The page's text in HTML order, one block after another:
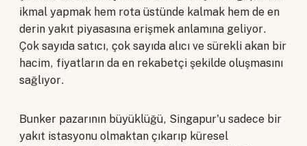
ikmal yapmak hem rota üstünde kalmak hem de en
derin yakıt piyasasına erişmek anlamına geliyor.
Çok sayıda satıcı, çok sayıda alıcı ve sürekli akan bir
hacim, fiyatların da en rekabetçi şekilde oluşmasını
sağlıyor.
Bunker pazarının büyüklüğü, Singapur'u sadece bir
yakıt istasyonu olmaktan çıkarıp küresel